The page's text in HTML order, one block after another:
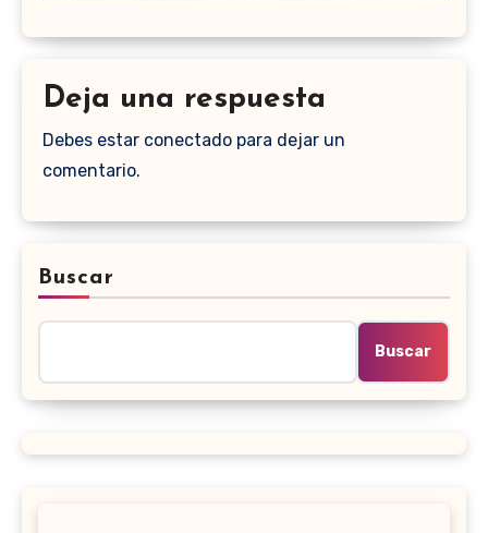
Deja una respuesta
Debes estar conectado para dejar un
comentario.
Buscar
Buscar